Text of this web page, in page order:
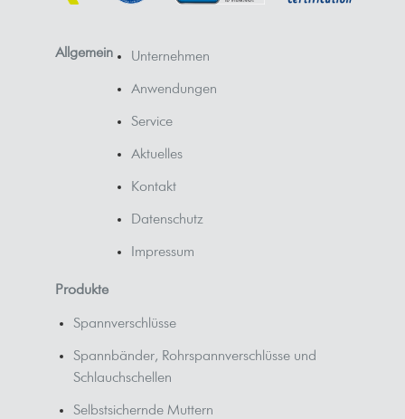
Allgemein Unternehmen
Anwendungen
Service
Aktuelles
Kontakt
Datenschutz
Impressum
Produkte
Spannverschlüsse
Spannbänder, Rohrspannverschlüsse und
Schlauchschellen
Selbstsichernde Muttern